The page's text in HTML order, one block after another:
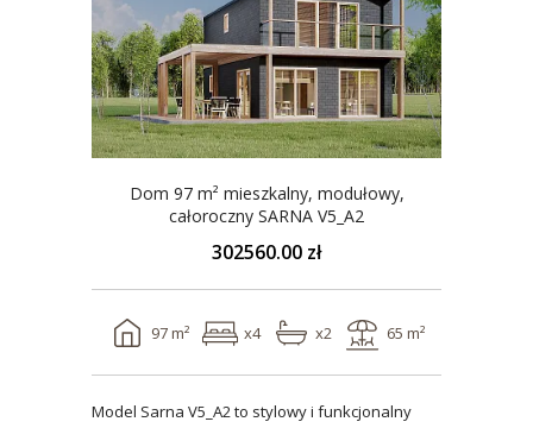
Dom 97 m² mieszkalny, modułowy,
całoroczny SARNA V5_A2
302560.00 zł
97 m² x4 x2 65 m²
Model Sarna V5_A2 to stylowy i funkcjonalny